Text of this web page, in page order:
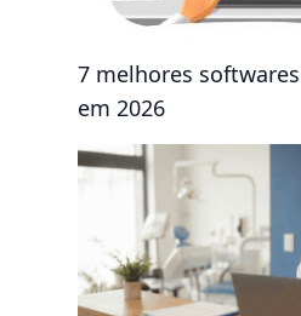
7 melhores
em 2026